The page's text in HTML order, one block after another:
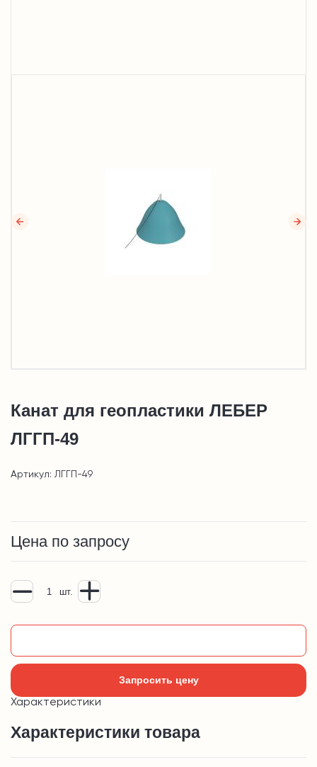
Канат для геопластики ЛЕБЕР
ЛГГП-49
Артикул: ЛГГП-49
Цена по запросу
шт.
Запросить цену
Характеристики
Характеристики товара